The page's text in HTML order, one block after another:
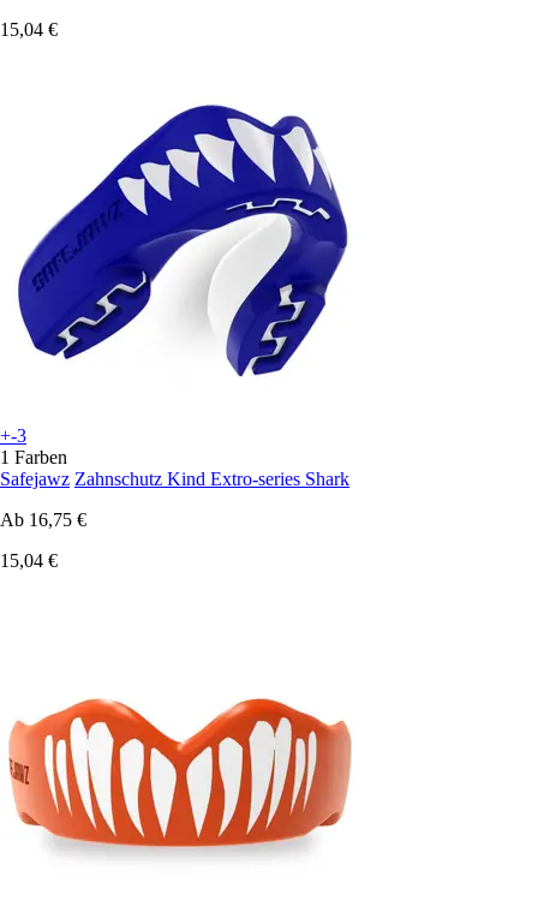
15,04 €
+-3
1 Farben
Safejawz Zahnschutz Kind Extro-series Shark
Ab 16,75 €
15,04 €